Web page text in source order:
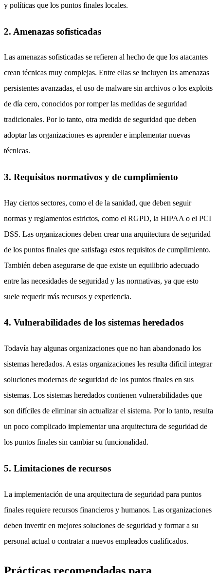
y políticas que los puntos finales locales.
2. Amenazas sofisticadas
Las amenazas sofisticadas se refieren al hecho de que los atacantes
crean técnicas muy complejas. Entre ellas se incluyen las amenazas
persistentes avanzadas, el uso de malware sin archivos o los exploits
de día cero, conocidos por romper las medidas de seguridad
tradicionales. Por lo tanto, otra medida de seguridad que deben
adoptar las organizaciones es aprender e implementar nuevas
técnicas.
3. Requisitos normativos y de cumplimiento
Hay ciertos sectores, como el de la sanidad, que deben seguir
normas y reglamentos estrictos, como el RGPD, la HIPAA o el PCI
DSS. Las organizaciones deben crear una arquitectura de seguridad
de los puntos finales que satisfaga estos requisitos de cumplimiento.
También deben asegurarse de que existe un equilibrio adecuado
entre las necesidades de seguridad y las normativas, ya que esto
suele requerir más recursos y experiencia.
4. Vulnerabilidades de los sistemas heredados
Todavía hay algunas organizaciones que no han abandonado los
sistemas heredados. A estas organizaciones les resulta difícil integrar
soluciones modernas de seguridad de los puntos finales en sus
sistemas. Los sistemas heredados contienen vulnerabilidades que
son difíciles de eliminar sin actualizar el sistema. Por lo tanto, resulta
un poco complicado implementar una arquitectura de seguridad de
los puntos finales sin cambiar su funcionalidad.
5. Limitaciones de recursos
La implementación de una arquitectura de seguridad para puntos
finales requiere recursos financieros y humanos. Las organizaciones
deben invertir en mejores soluciones de seguridad y formar a su
personal actual o contratar a nuevos empleados cualificados.
Prácticas recomendadas para